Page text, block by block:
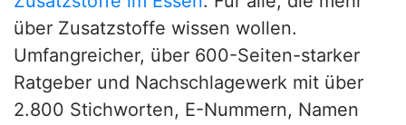
über Zusatzstoffe wissen wollen.
Umfangreicher, über 600-Seiten-starker
Ratgeber und Nachschlagewerk mit über
2.800 Stichworten, E-Nummern, Namen